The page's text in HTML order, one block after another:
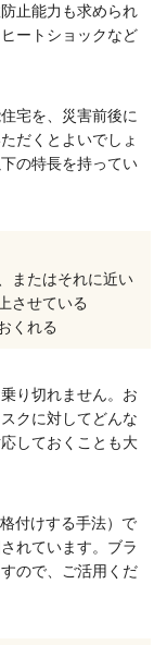
止能力も求められ
ートショックなど
宅を、災害前後に
だくとよいでしょ
の特長を持ってい
またはそれに近い
させている
くれる
り切れません。お
クに対してどんな
しておくことも大
付けする手法）で
れています。ブラ
ので、ご活用くだ